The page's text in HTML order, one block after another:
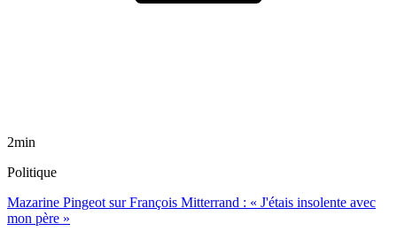
2min
Politique
Mazarine Pingeot sur François Mitterrand : « J'étais insolente avec
mon père »